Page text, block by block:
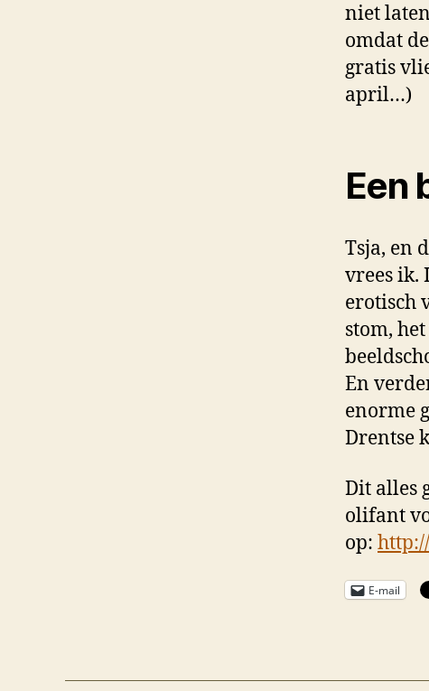
niet
omdat
gratis
april…)
Een
Tsja, en
vrees ik.
erotisch
stom,
En
enorme
Drentse
Dit alles
olifant
op:
E-mail